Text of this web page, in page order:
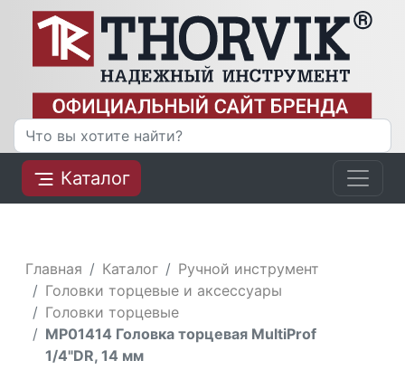
Каталог
Главная Каталог
Ручной инструмент
Головки торцевые и аксессуары
Головки торцевые
MP01414 Головка торцевая MultiProf
1/4"DR, 14 мм